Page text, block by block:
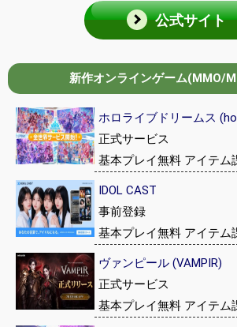
公式サイト
新作オンラインゲーム(MMO/
ホロライブドリームス
正式サービス
基本プレイ無料 アイテム
IDOL CAST
事前登録
基本プレイ無料 アイテム
ヴァンピール (VAMPIR)
正式サービス
基本プレイ無料 アイテム